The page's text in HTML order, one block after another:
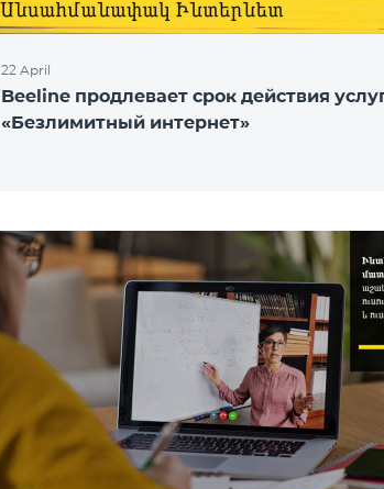
22 April
Beeline продлевает срок действия
«Безлимитный интернет»